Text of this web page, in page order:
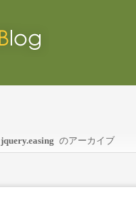
jquery.easing のアーカイブ